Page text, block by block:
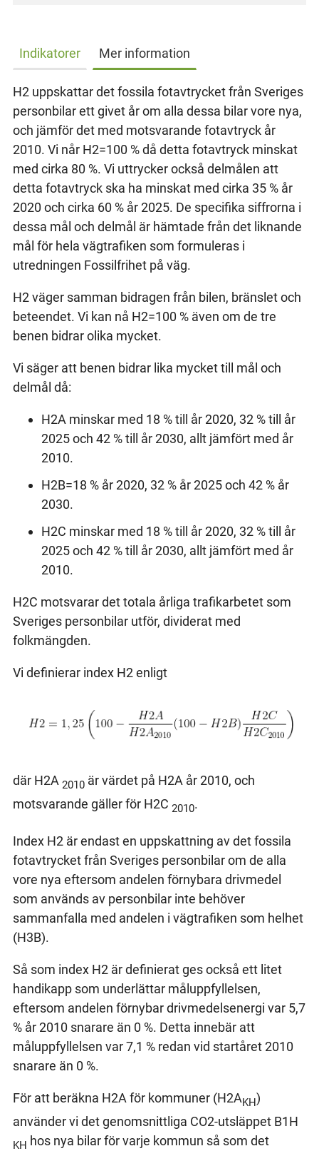
Indikatorer Mer information
H2 uppskattar det fossila fotavtrycket från Sveriges
personbilar ett givet år om alla dessa bilar vore nya,
och jämför det med motsvarande fotavtryck år
2010. Vi når H2=100 % då detta fotavtryck minskat
med cirka 80 %. Vi uttrycker också delmålen att
detta fotavtryck ska ha minskat med cirka 35 % år
2020 och cirka 60 % år 2025. De specifika siffrorna i
dessa mål och delmål är hämtade från det liknande
mål för hela vägtrafiken som formuleras i
utredningen Fossilfrihet på väg.
H2 väger samman bidragen från bilen, bränslet och
beteendet. Vi kan nå H2=100 % även om de tre
benen bidrar olika mycket.
Vi säger att benen bidrar lika mycket till mål och
delmål då:
H2A minskar med 18 % till år 2020, 32 % till år
2025 och 42 % till år 2030, allt jämfört med år
2010.
H2B=18 % år 2020, 32 % år 2025 och 42 % år
2030.
H2C minskar med 18 % till år 2020, 32 % till år
2025 och 42 % till år 2030, allt jämfört med år
2010.
H2C motsvarar det totala årliga trafikarbetet som
Sveriges personbilar utför, dividerat med
folkmängden.
Vi definierar index H2 enligt
där H2A 2010är värdet på H2A år 2010, och
motsvarande gäller för H2C 2010.
Index H2 är endast en uppskattning av det fossila
fotavtrycket från Sveriges personbilar om de alla
vore nya eftersom andelen förnybara drivmedel
som används av personbilar inte behöver
sammanfalla med andelen i vägtrafiken som helhet
(H3B).
Så som index H2 är definierat ges också ett litet
handikapp som underlättar måluppfyllelsen,
eftersom andelen förnybar drivmedelsenergi var 5,7
% år 2010 snarare än 0 %. Detta innebär att
måluppfyllelsen var 7,1 % redan vid startåret 2010
snarare än 0 %.
För att beräkna H2A för kommuner (H2AKH)
använder vi det genomsnittliga CO2-utsläppet B1H
KH hos nya bilar för varje kommun så som det